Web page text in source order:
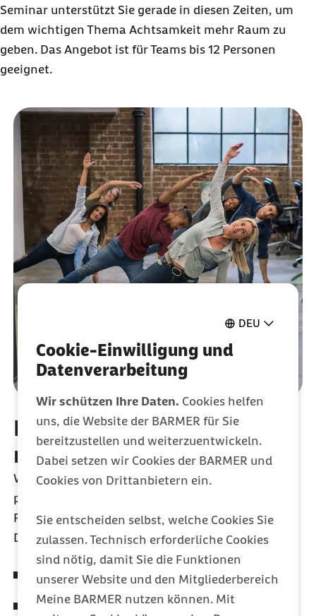
DEU
Cookie-Einwilligung und
Datenverarbeitung
Wir schützen Ihre Daten. Cookies helfen
uns, die Website der BARMER für Sie
bereitzustellen und weiterzuentwickeln.
Dabei setzen wir Cookies der BARMER und
Cookies von Drittanbietern ein.
Sie entscheiden selbst, welche Cookies Sie
zulassen. Technisch erforderliche Cookies
sind nötig, damit Sie die Funktionen
unserer Website und den Mitgliederbereich
Meine BARMER nutzen können. Mit
Seminar unterstützt Sie gerade in diesen Zeiten, um
dem wichtigen Thema Achtsamkeit mehr Raum zu
geben. Das Angebot ist für Teams bis 12 Personen
geeignet.
BGM-Angebot im Betrieb
nutzen
Wir stellen Ihnen unserBGM-Angebot gerne
persönlich vor und helfen Ihnen bei technischen
Fragen.
Das Angebot beinhaltet folgende Themenfelder:
Ableitung von erfolgreichen Resilienzfaktoren
Förderung von Resilienzfaktoren im Team